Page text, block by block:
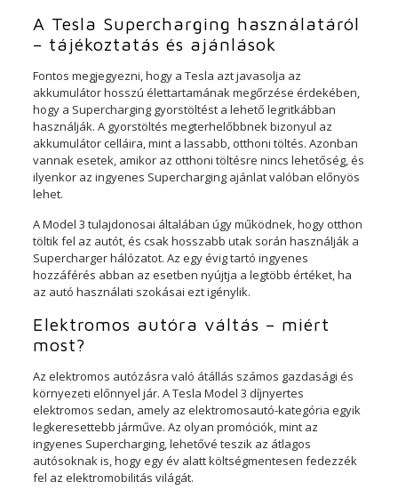
A Tesla Supercharging használatáról
– tájékoztatás és ajánlások
Fontos megjegyezni, hogy a Tesla azt javasolja az
akkumulátor hosszú élettartamának megőrzése érdekében,
hogy a Supercharging gyorstöltést a lehető legritkábban
használják. A gyorstöltés megterhelőbbnek bizonyul az
akkumulátor celláira, mint a lassabb, otthoni töltés. Azonban
vannak esetek, amikor az otthoni töltésre nincs lehetőség, és
ilyenkor az ingyenes Supercharging ajánlat valóban előnyös
lehet.
A Model 3 tulajdonosai általában úgy működnek, hogy otthon
töltik fel az autót, és csak hosszabb utak során használják a
Supercharger hálózatot. Az egy évig tartó ingyenes
hozzáférés abban az esetben nyújtja a legtöbb értéket, ha
az autó használati szokásai ezt igénylik.
Elektromos autóra váltás – miért
most?
Az elektromos autózásra való átállás számos gazdasági és
környezeti előnnyel jár. A Tesla Model 3 díjnyertes
elektromos sedan, amely az elektromosautó-kategória egyik
legkeresettebb járműve. Az olyan promóciók, mint az
ingyenes Supercharging, lehetővé teszik az átlagos
autósoknak is, hogy egy év alatt költségmentesen fedezzék
fel az elektromobilitás világát.